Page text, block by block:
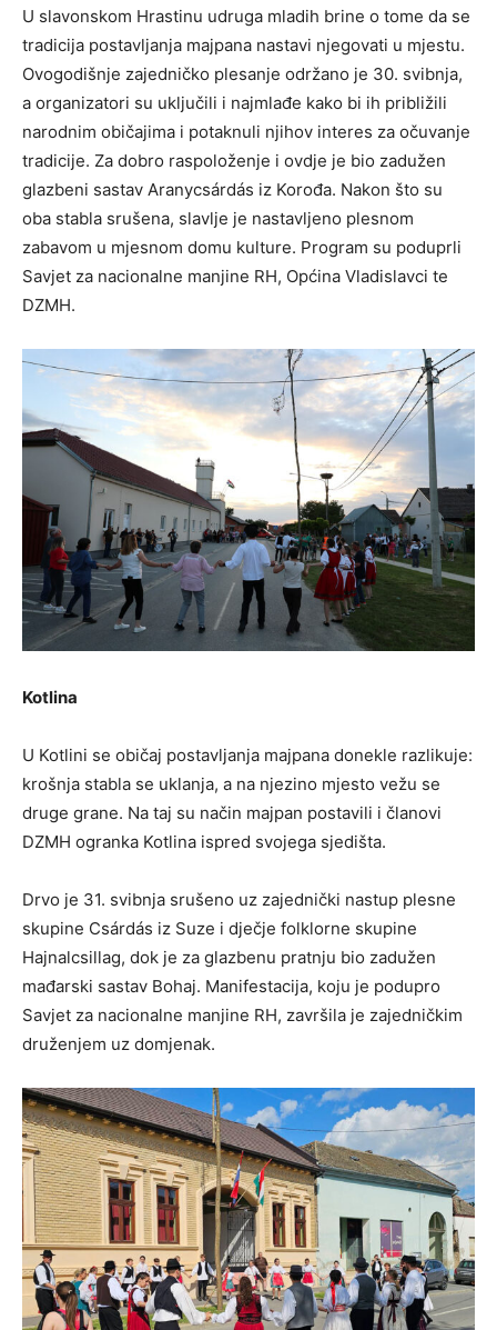
U slavonskom Hrastinu udruga mladih brine o tome da se
tradicija postavljanja majpana nastavi njegovati u mjestu.
Ovogodišnje zajedničko plesanje održano je 30. svibnja,
a organizatori su uključili i najmlađe kako bi ih približili
narodnim običajima i potaknuli njihov interes za očuvanje
tradicije. Za dobro raspoloženje i ovdje je bio zadužen
glazbeni sastav Aranycsárdás iz Korođa. Nakon što su
oba stabla srušena, slavlje je nastavljeno plesnom
zabavom u mjesnom domu kulture. Program su poduprli
Savjet za nacionalne manjine RH, Općina Vladislavci te
DZMH.
Kotlina
U Kotlini se običaj postavljanja majpana donekle razlikuje:
krošnja stabla se uklanja, a na njezino mjesto vežu se
druge grane. Na taj su način majpan postavili i članovi
DZMH ogranka Kotlina ispred svojega sjedišta.
Drvo je 31. svibnja srušeno uz zajednički nastup plesne
skupine Csárdás iz Suze i dječje folklorne skupine
Hajnalcsillag, dok je za glazbenu pratnju bio zadužen
mađarski sastav Bohaj. Manifestacija, koju je podupro
Savjet za nacionalne manjine RH, završila je zajedničkim
druženjem uz domjenak.